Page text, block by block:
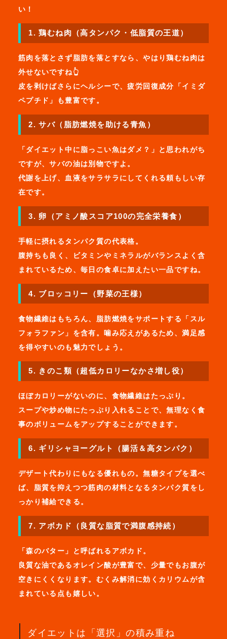
い！
1. 鶏むね肉（高タンパク・低脂質の王道）
筋肉を落とさず脂肪を落とすなら、やはり鶏むね肉は
外せないですね👆
皮を剥けばさらにヘルシーで、疲労回復成分「イミダ
ペプチド」も豊富です。
2. サバ（脂肪燃焼を助ける青魚）
「ダイエット中に脂っこい魚はダメ？」と思われがち
ですが、サバの油は別物ですよ。
代謝を上げ、血液をサラサラにしてくれる頼もしい存
在です。
3. 卵（アミノ酸スコア100の完全栄養食）
手軽に摂れるタンパク質の代表格。
腹持ちも良く、ビタミンやミネラルがバランスよく含
まれているため、毎日の食卓に加えたい一品ですね。
4. ブロッコリー（野菜の王様）
食物繊維はもちろん、脂肪燃焼をサポートする「スル
フォラファン」を含有。噛み応えがあるため、満足感
を得やすいのも魅力でしょう。
5. きのこ類（超低カロリーなかさ増し役）
ほぼカロリーがないのに、食物繊維はたっぷり。
スープや炒め物にたっぷり入れることで、無理なく食
事のボリュームをアップすることができます。
6. ギリシャヨーグルト（腸活＆高タンパク）
デザート代わりにもなる優れもの。無糖タイプを選べ
ば、脂質を抑えつつ筋肉の材料となるタンパク質をし
っかり補給できる。
7. アボカド（良質な脂質で満腹感持続）
「森のバター」と呼ばれるアボカド。
良質な油であるオレイン酸が豊富で、少量でもお腹が
空きにくくなります。むくみ解消に効くカリウムが含
まれている点も嬉しい。
ダイエットは「選択」の積み重ね